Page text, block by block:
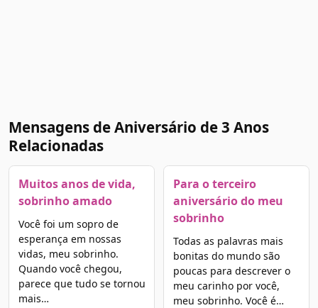
Mensagens de Aniversário de 3 Anos
Relacionadas
Muitos anos de vida,
sobrinho amado
Você foi um sopro de
esperança em nossas
vidas, meu sobrinho.
Quando você chegou,
parece que tudo se tornou
mais…
Para o terceiro
aniversário do meu
sobrinho
Todas as palavras mais
bonitas do mundo são
poucas para descrever o
meu carinho por você,
meu sobrinho. Você é…